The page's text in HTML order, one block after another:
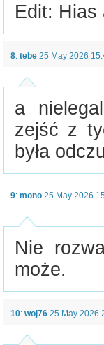
Edit: Hias
8: tebe 25 May 2026
a
zejść z
była
9: mono 25 May 2026
Nie
może.
10: woj76 25 May 2026